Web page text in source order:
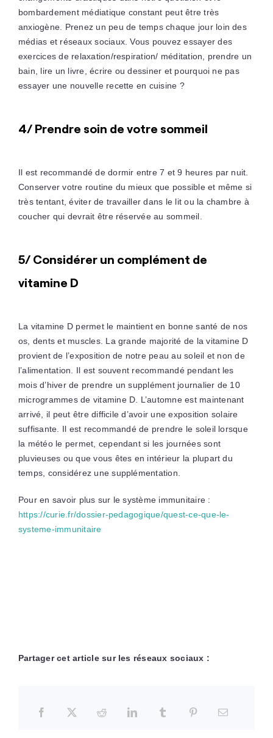
bombardement médiatique constant peut être très
anxiogène. Prenez un peu de temps chaque jour loin des
médias et réseaux sociaux. Vous pouvez essayer des
exercices de relaxation/respiration/ méditation, prendre un
bain, lire un livre, écrire ou dessiner et pourquoi ne pas
essayer une nouvelle recette en cuisine ?
4/ Prendre soin de votre sommeil
Il est recommandé de dormir entre 7 et 9 heures par nuit.
Conserver votre routine du mieux que possible et même si
très tentant, éviter de travailler dans le lit ou la chambre à
coucher qui devrait être réservée au sommeil.
5/ Considérer un complément de
vitamine D
La vitamine D permet le maintient en bonne santé de nos
os, dents et muscles. La grande majorité de la vitamine D
provient de l’exposition de notre peau au soleil et non de
l’alimentation. Il est souvent recommandé pendant les
mois d’hiver de prendre un supplément journalier de 10
microgrammes de vitamine D. L’automne est maintenant
arrivé, il peut être difficile d’avoir une exposition solaire
suffisante. Il est recommandé de prendre le soleil lorsque
la météo le permet, cependant si les journées sont
pluvieuses ou que vous êtes en intérieur la plupart du
temps, considérez une supplémentation.
Pour en savoir plus sur le système immunitaire :
https://curie.fr/dossier-pedagogique/quest-ce-que-le-
systeme-immunitaire
Partager cet article sur les réseaux sociaux :